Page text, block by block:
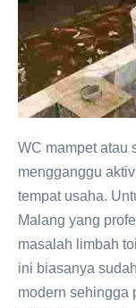
Terjangkau
WC mampet atau
mengganggu
tempat usaha.
Malang yang
masalah limbah
ini biasanya
modern sehingga